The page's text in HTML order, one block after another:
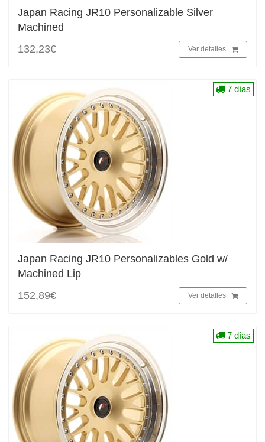
Japan Racing JR10 Personalizable Silver
Machined
132,23€
Ver detalles
Japan Racing JR10 Personalizables Gold w/
Machined Lip
152,89€
Ver detalles
7 días
7 días